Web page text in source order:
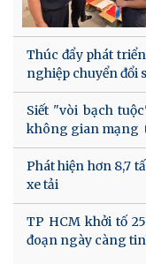
Thúc đẩy phát
nghiệp chuyển đổi
Siết "vòi bạch
không gian mạng
Phát hiện hơn 8,7
xe tải
TP HCM khởi tố
đoạn ngày càng